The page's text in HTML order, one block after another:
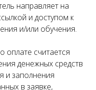
направляет на
и доступом к
и/или обучения.
оплате считается
денежных средств
и заполнения
в заявке,